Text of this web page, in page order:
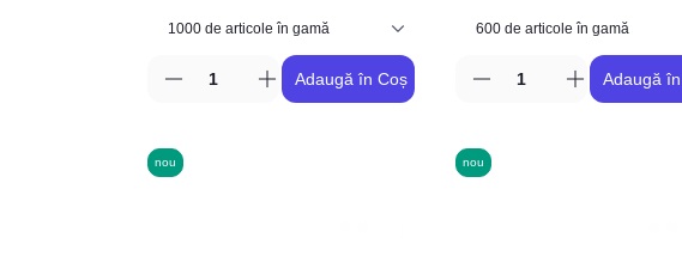
Adaugă în Coș Adaugă
nou nou